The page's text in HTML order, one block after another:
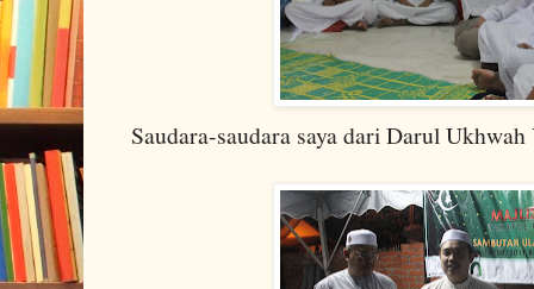
Saudara-saudara saya dari Darul